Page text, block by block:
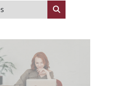
Search courses